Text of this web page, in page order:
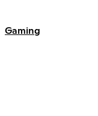
Gaming